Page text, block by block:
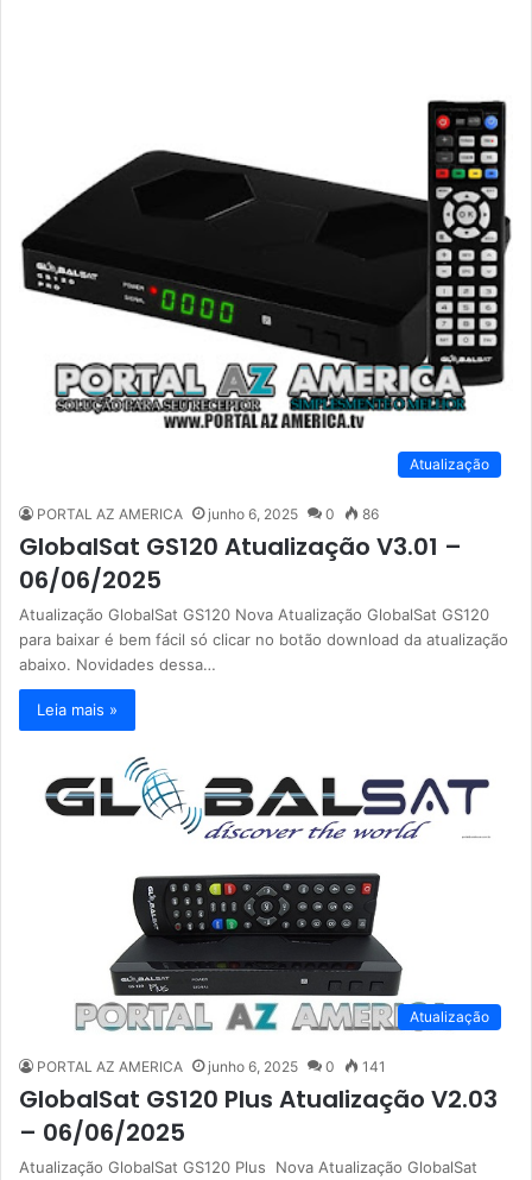
Atualização
PORTAL AZ AMERICA junho 6, 2025 0 86
GlobalSat GS120 Atualização V3.01 –
06/06/2025
Atualização GlobalSat GS120 Nova Atualização GlobalSat GS120
para baixar é bem fácil só clicar no botão download da atualização
abaixo. Novidades dessa…
Leia mais »
Atualização
PORTAL AZ AMERICA junho 6, 2025 0 141
GlobalSat GS120 Plus Atualização V2.03
– 06/06/2025
Atualização GlobalSat GS120 Plus Nova Atualização GlobalSat